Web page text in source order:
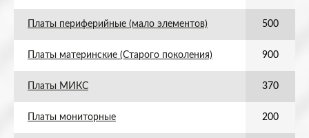
Платы периферийные (мало элементов) 500
Платы материнские (Старого поколения) 900
Платы МИКС 370
Платы мониторные 200